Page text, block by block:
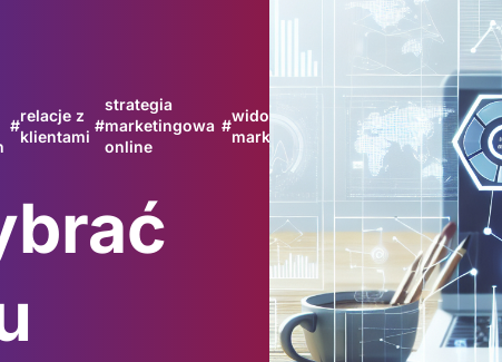
#
relacje z
klientami
#
strategia
marketingowa
online
#
widoczność
marki
wzrost
sprzedaży